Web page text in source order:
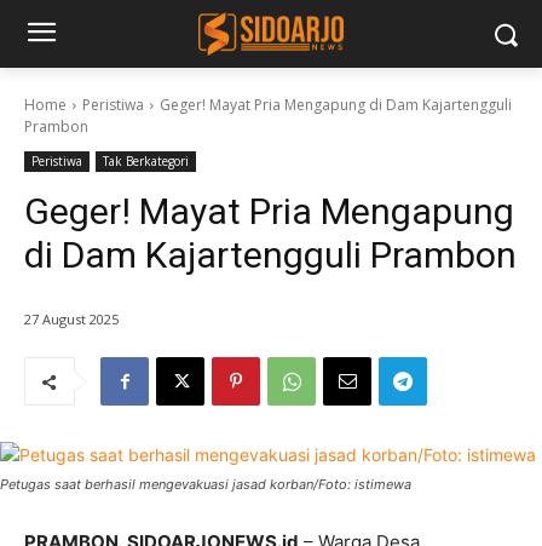
Home Peristiwa
Geger! Mayat Pria Mengapung di Dam Kajartengguli
Prambon
Peristiwa Tak Berkategori
Geger! Mayat Pria Mengapung
di Dam Kajartengguli Prambon
27 August 2025
Petugas saat berhasil mengevakuasi jasad korban/Foto: istimewa